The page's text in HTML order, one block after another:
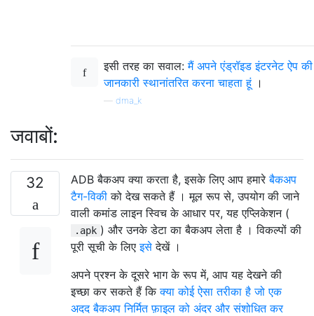
इसी तरह का सवाल:मैं अपने एंड्रॉइड इंटरनेट ऐप की
जानकारी स्थानांतरित करना चाहता हूं ।
dma_k
जवाबों:
32 ADB बैकअप क्या करता है, इसके लिए आप हमारेबैकअप
टैग-विकी को देख सकते हैं । मूल रूप से, उपयोग की जाने
वाली कमांड लाइन स्विच के आधार पर, यह एप्लिकेशन (
.apk ) और उनके डेटा का बैकअप लेता है । विकल्पों की
पूरी सूची के लिएइसे देखें ।
अपने प्रश्न के दूसरे भाग के रूप में, आप यह देखने की
इच्छा कर सकते हैं किक्या कोई ऐसा तरीका है जो एक
अदद बैकअप निर्मित फ़ाइल को अंदर और संशोधित कर